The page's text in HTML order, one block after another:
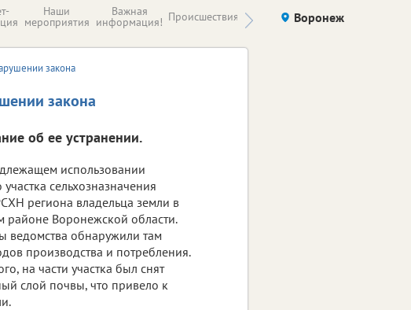
Наши
мероприятия
Важная
информация! Происшествия Здоровье компаний (на
Воронеж
закона
закона
об ее устранении.
использовании
сельхозназначения
региона владельца земли в
районе Воронежской области.
ведомства обнаружили там
производства и потребления.
на части участка был снят
слой почвы, что привело к